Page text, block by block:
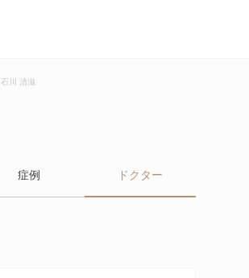
石川 清滋
症例 ドクター